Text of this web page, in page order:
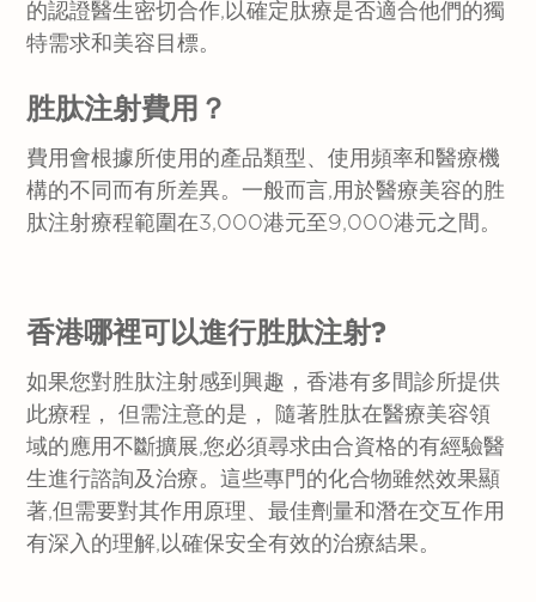
的認證醫生密切合作,以確定肽療是否適合他們的獨
特需求和美容目標。
胜肽注射費用？
費用會根據所使用的產品類型、使用頻率和醫療機
構的不同而有所差異。一般而言,用於醫療美容的胜
肽注射療程範圍在3,000港元至9,000港元之間。
香港哪裡可以進行胜肽注射?
如果您對胜肽注射感到興趣，香港有多間診所提供
此療程， 但需注意的是， 隨著胜肽在醫療美容領
域的應用不斷擴展,您必須尋求由合資格的有經驗醫
生進行諮詢及治療。這些專門的化合物雖然效果顯
著,但需要對其作用原理、最佳劑量和潛在交互作用
有深入的理解,以確保安全有效的治療結果。